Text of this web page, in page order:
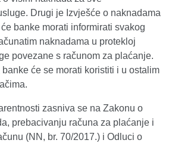
Drugi je Izvješće o naknadama
banke morati informirati svakog
naknadama u protekloj
povezane s računom za plaćanje.
će se morati koristiti i u ostalim
zasniva se na Zakonu o
prebacivanju računa za plaćanje i
(NN, br. 70/2017.) i Odluci o